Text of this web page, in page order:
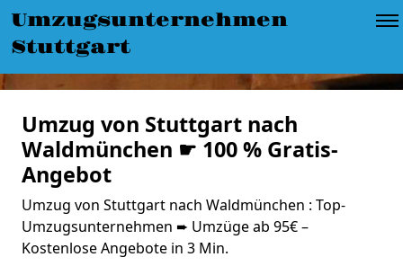
Umzugsunternehmen
Stuttgart
Umzug von Stuttgart nach
Waldmünchen ☛ 100 % Gratis-
Angebot
Umzug von Stuttgart nach Waldmünchen : Top-
Umzugsunternehmen ➨ Umzüge ab 95€ –
Kostenlose Angebote in 3 Min.